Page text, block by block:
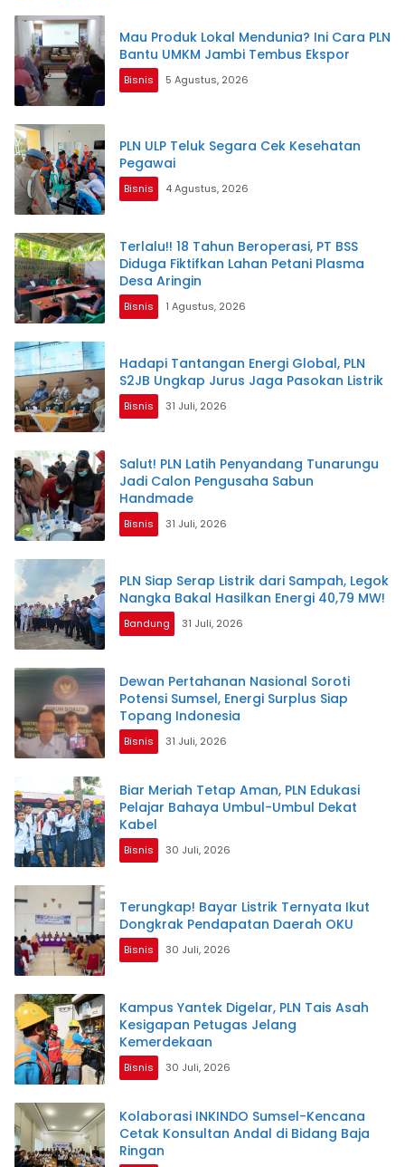
Mau Produk Lokal Mendunia? Ini Cara PLN
Bantu UMKM Jambi Tembus Ekspor
Bisnis 5 Agustus, 2026
PLN ULP Teluk Segara Cek Kesehatan
Pegawai
Bisnis 4 Agustus, 2026
Terlalu!! 18 Tahun Beroperasi, PT BSS
Diduga Fiktifkan Lahan Petani Plasma
Desa Aringin
Bisnis 1 Agustus, 2026
Hadapi Tantangan Energi Global, PLN
S2JB Ungkap Jurus Jaga Pasokan Listrik
Bisnis 31 Juli, 2026
Salut! PLN Latih Penyandang Tunarungu
Jadi Calon Pengusaha Sabun
Handmade
Bisnis 31 Juli, 2026
PLN Siap Serap Listrik dari Sampah, Legok
Nangka Bakal Hasilkan Energi 40,79 MW!
Bandung 31 Juli, 2026
Dewan Pertahanan Nasional Soroti
Potensi Sumsel, Energi Surplus Siap
Topang Indonesia
Bisnis 31 Juli, 2026
Biar Meriah Tetap Aman, PLN Edukasi
Pelajar Bahaya Umbul-Umbul Dekat
Kabel
Bisnis 30 Juli, 2026
Terungkap! Bayar Listrik Ternyata Ikut
Dongkrak Pendapatan Daerah OKU
Bisnis 30 Juli, 2026
Kampus Yantek Digelar, PLN Tais Asah
Kesigapan Petugas Jelang
Kemerdekaan
Bisnis 30 Juli, 2026
Kolaborasi INKINDO Sumsel-Kencana
Cetak Konsultan Andal di Bidang Baja
Ringan